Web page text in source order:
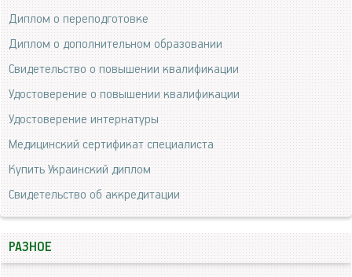
Диплом о переподготовке
Диплом о дополнительном образовании
Свидетельство о повышении квалификации
Удостоверение о повышении квалификации
Удостоверение интернатуры
Медицинский сертификат специалиста
Купить Украинский диплом
Свидетельство об аккредитации
РАЗНОЕ